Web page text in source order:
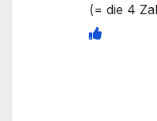
(= die 4